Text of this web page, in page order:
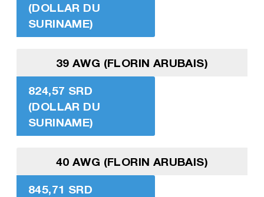
(DOLLAR DU
SURINAME)
39 AWG (FLORIN ARUBAIS)
824,57 SRD
(DOLLAR DU
SURINAME)
40 AWG (FLORIN ARUBAIS)
845,71 SRD